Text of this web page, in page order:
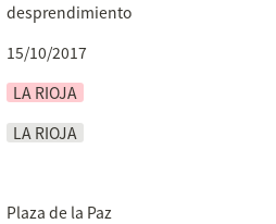
desprendimiento
15/10/2017
LA RIOJA
LA RIOJA
Plaza de la Paz